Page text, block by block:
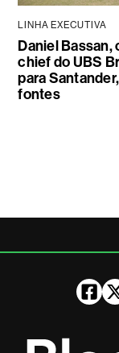
LINHA EXECUTIVA
Daniel Bassan,
chief do UBS
para
fontes